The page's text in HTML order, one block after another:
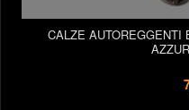
CALZE AUTOREGGENTI